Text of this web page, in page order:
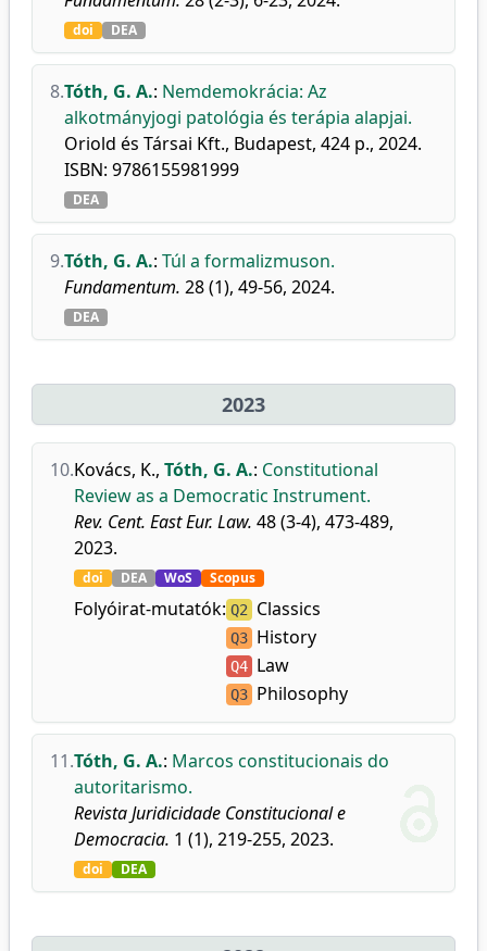
doi DEA
8.Tóth, G. A.: Nemdemokrácia: Az
alkotmányjogi patológia és terápia alapjai.
Oriold és Társai Kft., Budapest, 424 p., 2024.
ISBN: 9786155981999
DEA
9.Tóth, G. A.: Túl a formalizmuson.
Fundamentum. 28 (1), 49-56, 2024.
DEA
2023
10.Kovács, K., Tóth, G. A.: Constitutional
Review as a Democratic Instrument.
Rev. Cent. East Eur. Law. 48 (3-4), 473-489,
2023.
doi DEA WoS Scopus
Folyóirat-mutatók: Q2 Classics
Q3 History
Q4 Law
Q3 Philosophy
11.Tóth, G. A.: Marcos constitucionais do
autoritarismo.
Revista Juridicidade Constitucional e
Democracia. 1 (1), 219-255, 2023.
doi DEA